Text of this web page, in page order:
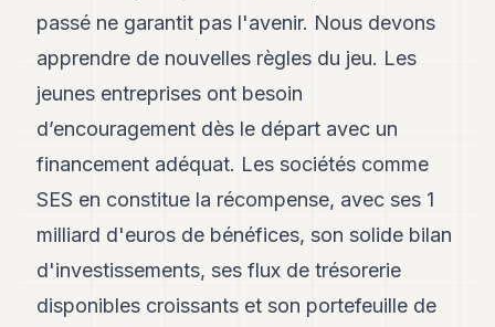
passé ne garantit pas l'avenir. Nous devons
apprendre de nouvelles règles du jeu. Les
jeunes entreprises ont besoin
d’encouragement dès le départ avec un
financement adéquat. Les sociétés comme
SES en constitue la récompense, avec ses 1
milliard d'euros de bénéfices, son solide bilan
d'investissements, ses flux de trésorerie
disponibles croissants et son portefeuille de